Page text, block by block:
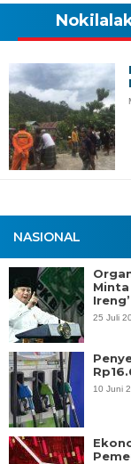
NASIONAL
Ireng’
25 Juli
10 Juni